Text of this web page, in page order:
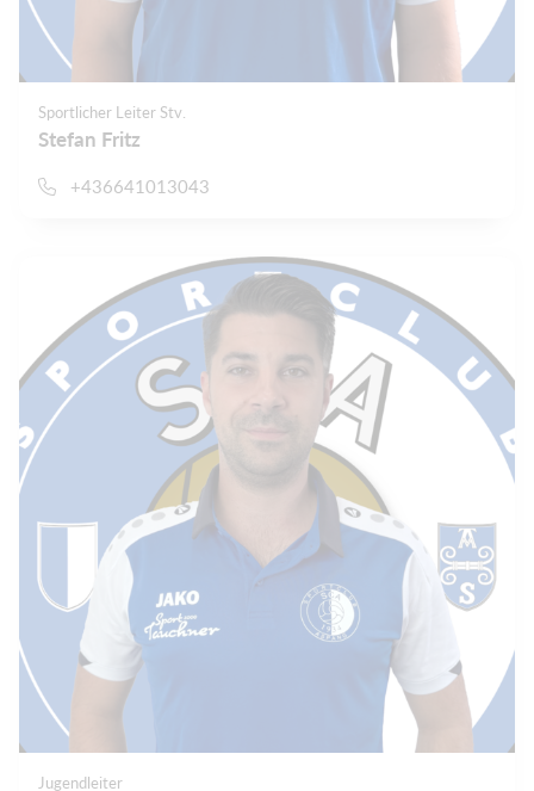
Sportlicher Leiter Stv.
Stefan Fritz
+436641013043
Jugendleiter